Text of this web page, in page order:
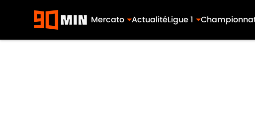
Mercato ActualitéLigue 1